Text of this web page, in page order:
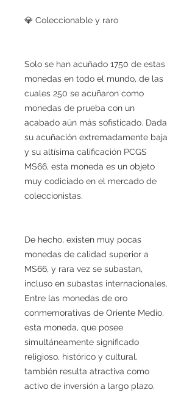
💎 Coleccionable y raro
Solo se han acuñado 1750 de estas
monedas en todo el mundo, de las
cuales 250 se acuñaron como
monedas de prueba con un
acabado aún más sofisticado. Dada
su acuñación extremadamente baja
y su altísima calificación PCGS
MS66, esta moneda es un objeto
muy codiciado en el mercado de
coleccionistas.
De hecho, existen muy pocas
monedas de calidad superior a
MS66, y rara vez se subastan,
incluso en subastas internacionales.
Entre las monedas de oro
conmemorativas de Oriente Medio,
esta moneda, que posee
simultáneamente significado
religioso, histórico y cultural,
también resulta atractiva como
activo de inversión a largo plazo.